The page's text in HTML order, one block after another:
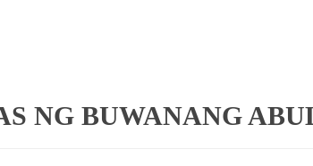
NG BUWANANG